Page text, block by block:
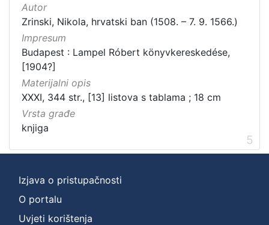
Autor
Zrinski, Nikola, hrvatski ban (1508. – 7. 9. 1566.)
Impresum
Budapest : Lampel Róbert könyvkereskedése,
[1904?]
Materijalni opis
XXXI, 344 str., [13] listova s tablama ; 18 cm
Vrsta građe
knjiga
5
Izjava o pristupačnosti
O portalu
Uvjeti korištenja